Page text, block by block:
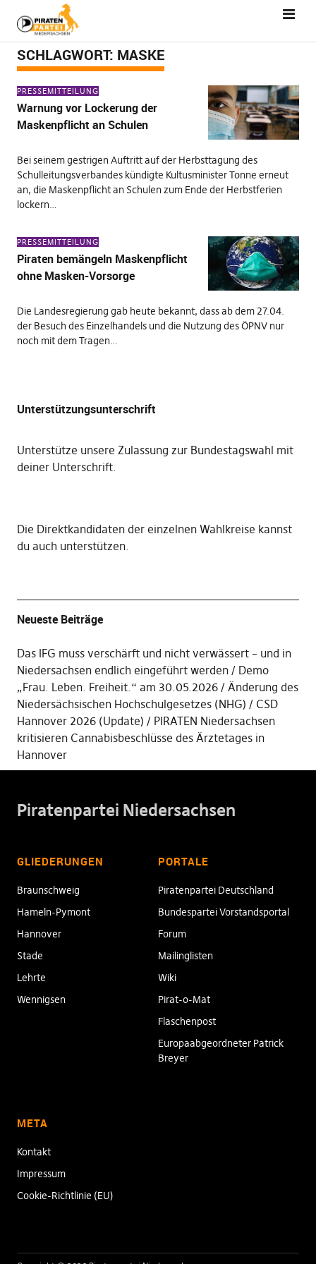
SCHLAGWORT: MASKE
PRESSEMITTEILUNG
Warnung vor Lockerung der
Maskenpflicht an Schulen
Bei seinem gestrigen Auftritt auf der Herbsttagung des
Schulleitungsverbandes kündigte Kultusminister Tonne erneut
an, die Maskenpflicht an Schulen zum Ende der Herbstferien
lockern…
PRESSEMITTEILUNG
Piraten bemängeln Maskenpflicht
ohne Masken-Vorsorge
Die Landesregierung gab heute bekannt, dass ab dem 27.04.
der Besuch des Einzelhandels und die Nutzung des ÖPNV nur
noch mit dem Tragen…
Unterstützungsunterschrift
Unterstütze unsere Zulassung zur Bundestagswahl mit
deiner Unterschrift.
Die Direktkandidaten der einzelnen Wahlkreise kannst
du auch unterstützen.
Neueste Beiträge
Das IFG muss verschärft und nicht verwässert – und in
Niedersachsen endlich eingeführt werden
Demo
„Frau. Leben. Freiheit.“ am 30.05.2026
Änderung des
Niedersächsischen Hochschulgesetzes (NHG)
CSD
Hannover 2026 (Update)
PIRATEN Niedersachsen
kritisieren Cannabisbeschlüsse des Ärztetages in
Hannover
Piratenpartei Niedersachsen
GLIEDERUNGEN
Braunschweig
Hameln-Pymont
Hannover
Stade
Lehrte
Wennigsen
PORTALE
Piratenpartei Deutschland
Bundespartei Vorstandsportal
Forum
Mailinglisten
Wiki
Pirat-o-Mat
Flaschenpost
Europaabgeordneter Patrick
Breyer
META
Kontakt
Impressum
Cookie-Richtlinie (EU)